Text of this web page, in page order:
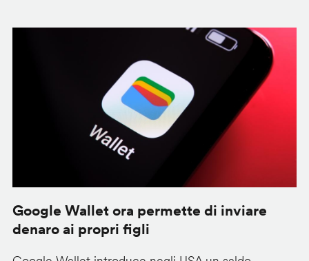
Google Wallet ora permette di inviare
denaro ai propri figli